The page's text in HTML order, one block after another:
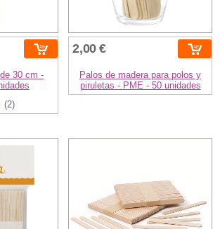
30 cm -
(2)
2,00 €
Palos de madera para polos y
piruletas - PME - 50 unidades